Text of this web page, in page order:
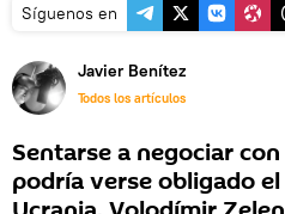
Síguenos en
Javier Benítez
Todos los artículos
Sentarse a negociar
podría verse obligado